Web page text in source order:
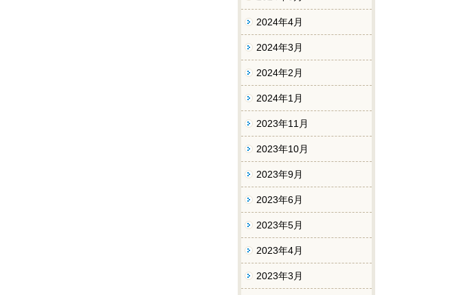
2024年4月
2024年3月
2024年2月
2024年1月
2023年11月
2023年10月
2023年9月
2023年6月
2023年5月
2023年4月
2023年3月